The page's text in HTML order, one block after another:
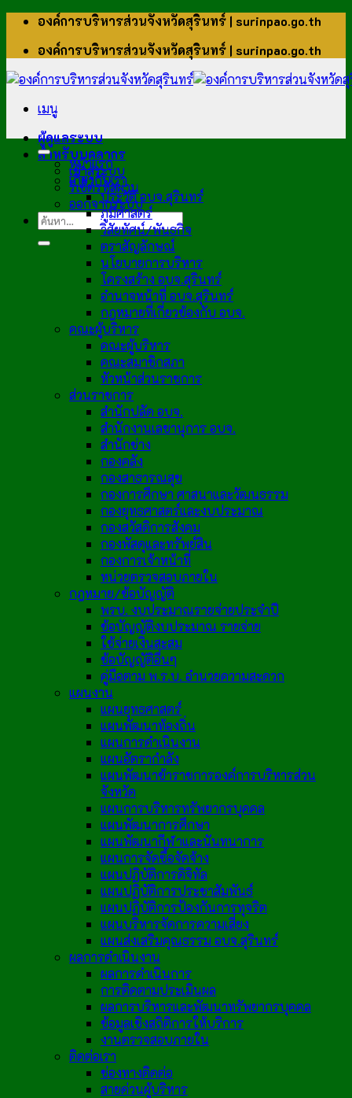
ข้าม
เนื้อหา
องค์การบริหารส่วนจังหวัดสุรินทร์ | surinpao.go.th
องค์การบริหารส่วนจังหวัดสุรินทร์ | surinpao.go.th
เมนู
ผู้ดูแลระบบ
สำหรับบุคลากร
เข้าสู่ระบบ
รีเซ็ตรหัสผ่าน
ออกจากระบบ
หน้าแรก
เกี่ยวกับเรา
ประวัติ อบจ.สุรินทร์
ภูมิศาสตร์
วิสัยทัศน์/พันธกิจ
ตราสัญลักษณ์
นโยบายการบริหาร
โครงสร้าง อบจ.สุรินทร์
อำนาจหน้าที่ อบจ.สุรินทร์
กฎหมายที่เกี่ยวข้องกับ อบจ.
คณะผู้บริหาร
คณะผู้บริหาร
คณะสมาชิกสภา
หัวหน้าส่วนราชการ
ส่วนราชการ
สำนักปลัด อบจ.
สำนักงานเลขานุการ อบจ.
สำนักช่าง
กองคลัง
กองสาธารณสุข
กองการศึกษา ศาสนาและวัฒนธรรม
กองยุทธศาสตร์และงบประมาณ
กองสวัสดิการสังคม
กองพัสดุและทรัพย์สิน
กองการเจ้าหน้าที่
หน่วยตรวจสอบภายใน
กฎหมาย/ข้อบัญญัติ
พรบ. งบประมาณรายจ่ายประจำปี
ข้อบัญญัติงบประมาณ รายจ่าย
ใช้จ่ายเงินสะสม
ข้อบัญญัติอื่นๆ
คู่มือตาม พ.ร.บ. อำนวยความสะดวก
แผนงาน
แผนยุทธศาสตร์
แผนพัฒนาท้องถิ่น
แผนการดำเนินงาน
แผนอัตรากำลัง
แผนพัฒนาข้าราชการองค์การบริหารส่วน
จังหวัด
แผนการบริหารทรัพยากรบุคคล
แผนพัฒนาการศึกษา
แผนพัฒนากีฬาและนันทนาการ
แผนการจัดซื้อจัดจ้าง
แผนปฏิบัติการดิจิทัล
แผนปฏิบัติการประชาสัมพันธ์
แผนปฏิบัติการป้องกันการทุจริต
แผนบริหารจัดการความเสี่ยง
แผนส่งเสริมคุณธรรม อบจ.สุรินทร์
ผลการดำเนินงาน
ผลการดำเนินการ
การติดตามประเมินผล
ผลการบริหารและพัฒนาทรัพยากรบุคคล
ข้อมูลเชิงสถิติการให้บริการ
งานตรวจสอบภายใน
ติดต่อเรา
ช่องทางติดต่อ
สายด่วนผู้บริหาร